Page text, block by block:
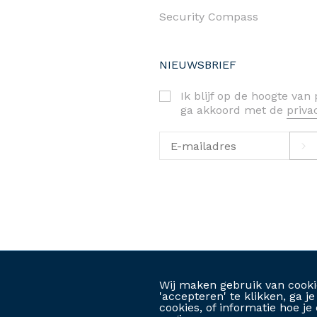
Wij maken gebruik van
'accepteren' te klikken, ga
cookies, of informatie hoe je
Security Compass
NIEUWSBRIEF
Ik blijf op de hoogte
ga akkoord met de
©2026. RAS bv-srl